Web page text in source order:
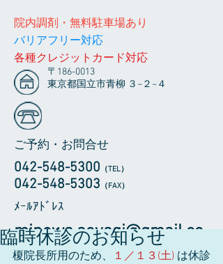
〒186-0013
東京都国立市青柳 ３−２−４
院内調剤・無料駐車場あり
​​バリアフリー対応
​各種クレジットカード対応
ご予約・お問合せ
042-548-5300 （TEL）
​042-548-5303 （FAX）
​ﾒｰﾙｱﾄﾞﾚｽ
minowa.aoyagi@gmail.co
m
臨時休診のお知らせ
榎院長所用のため、 １／１３(土) は休診